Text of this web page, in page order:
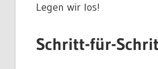
Legen wir los!
Schritt-für-